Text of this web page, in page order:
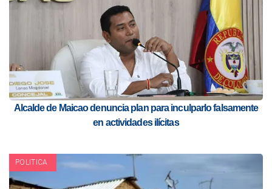
Alcalde de Maicao denuncia plan para inculparlo falsamente
en actividades ilícitas
POLITICA